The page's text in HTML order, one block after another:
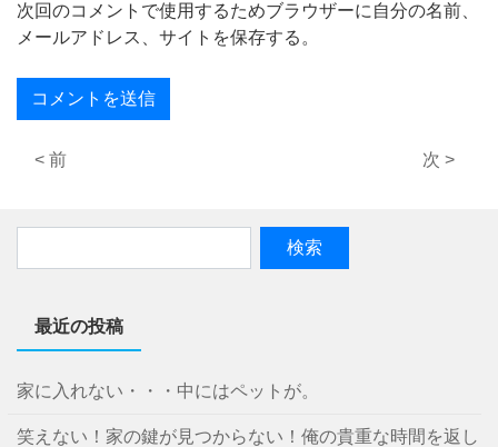
次回のコメントで使用するためブラウザーに自分の名前、
メールアドレス、サイトを保存する。
< 前 次 >
最近の投稿
家に入れない・・・中にはペットが。
笑えない！家の鍵が見つからない！俺の貴重な時間を返し